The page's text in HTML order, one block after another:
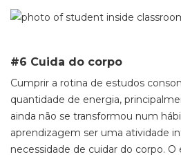
#6 Cuida do corpo
Cumprir a rotina de estudos
quantidade de energia,
ainda não se transformou num
aprendizagem ser uma atividade
necessidade de cuidar do corpo. O